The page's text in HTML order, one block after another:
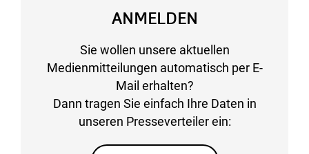
ANMELDEN
Sie wollen unsere aktuellen
Medienmitteilungen automatisch per E-
Mail erhalten?
Dann tragen Sie einfach Ihre Daten in
unseren Presseverteiler ein: